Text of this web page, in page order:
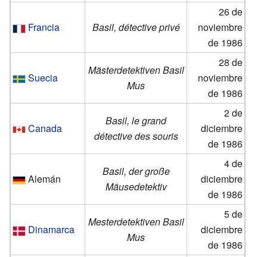
Francia Basil, détective privé
26 de
noviembre
de 1986
Suecia
Mästerdetektiven Basil
Mus
28 de
noviembre
de 1986
Canada
Basil, le grand
détective des souris
2 de
diciembre
de 1986
Alemán
Basil, der große
Mäusedetektiv
4 de
diciembre
de 1986
Dinamarca
Mesterdetektiven Basil
Mus
5 de
diciembre
de 1986